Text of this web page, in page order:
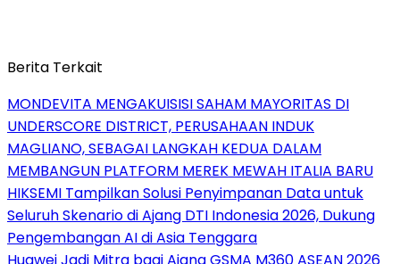
Berita Terkait
MONDEVITA MENGAKUISISI SAHAM MAYORITAS DI
UNDERSCORE DISTRICT, PERUSAHAAN INDUK
MAGLIANO, SEBAGAI LANGKAH KEDUA DALAM
MEMBANGUN PLATFORM MEREK MEWAH ITALIA BARU
HIKSEMI Tampilkan Solusi Penyimpanan Data untuk
Seluruh Skenario di Ajang DTI Indonesia 2026, Dukung
Pengembangan AI di Asia Tenggara
Huawei Jadi Mitra bagi Ajang GSMA M360 ASEAN 2026